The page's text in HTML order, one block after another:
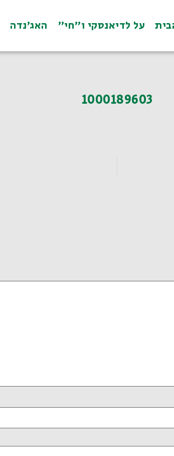
על לדיאנסקי ו"חי" האג׳נדה
1000189603